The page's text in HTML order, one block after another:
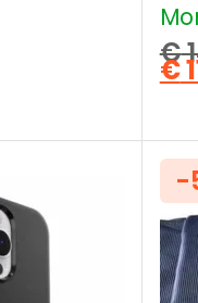
€
€
€
is:
€-